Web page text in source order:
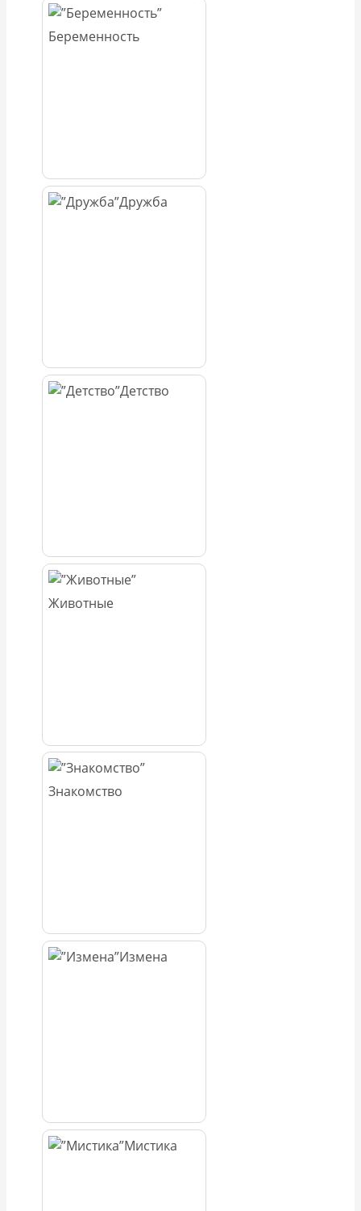
Беременность
Дружба
Детство
Животные
Знакомство
Измена
Мистика